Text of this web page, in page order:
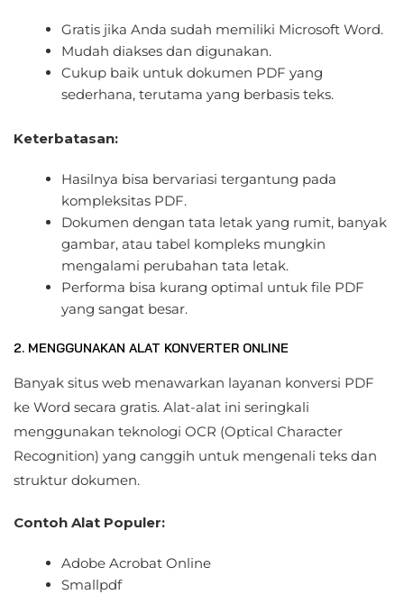
Gratis jika Anda sudah memiliki Microsoft Word.
Mudah diakses dan digunakan.
Cukup baik untuk dokumen PDF yang
sederhana, terutama yang berbasis teks.
Keterbatasan:
Hasilnya bisa bervariasi tergantung pada
kompleksitas PDF.
Dokumen dengan tata letak yang rumit, banyak
gambar, atau tabel kompleks mungkin
mengalami perubahan tata letak.
Performa bisa kurang optimal untuk file PDF
yang sangat besar.
2. MENGGUNAKAN ALAT KONVERTER ONLINE
Banyak situs web menawarkan layanan konversi PDF
ke Word secara gratis. Alat-alat ini seringkali
menggunakan teknologi OCR (Optical Character
Recognition) yang canggih untuk mengenali teks dan
struktur dokumen.
Contoh Alat Populer:
Adobe Acrobat Online
Smallpdf